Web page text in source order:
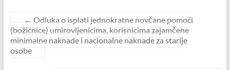
← Odluka o isplati jednokratne novčane pomoći
(božićnice) umirovljenicima, korisnicima zajamčene
minimalne naknade i nacionalne naknade za starije
osobe